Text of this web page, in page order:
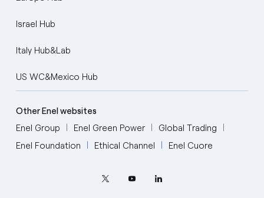
Israel Hub
Italy Hub&Lab
US WC&Mexico Hub
Other Enel websites
Enel Group
Enel Green Power
Global Trading
Enel Foundation
Ethical Channel Enel Cuore